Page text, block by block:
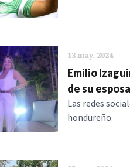
13 may. 2024
Emilio
de su
Las redes
hondureño.